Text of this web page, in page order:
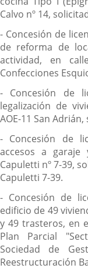
Calvo nº 14,
- Concesión de
de reforma de
actividad, en
Confecciones
- Concesión de
legalización de
AOE-11 San
- Concesión de
accesos a
Capuletti nº 7-39,
Capuletti 7-39.
- Concesión de
edificio de 49
y 49 trasteros, en
Plan Parcial
Sociedad de
Reestructuración